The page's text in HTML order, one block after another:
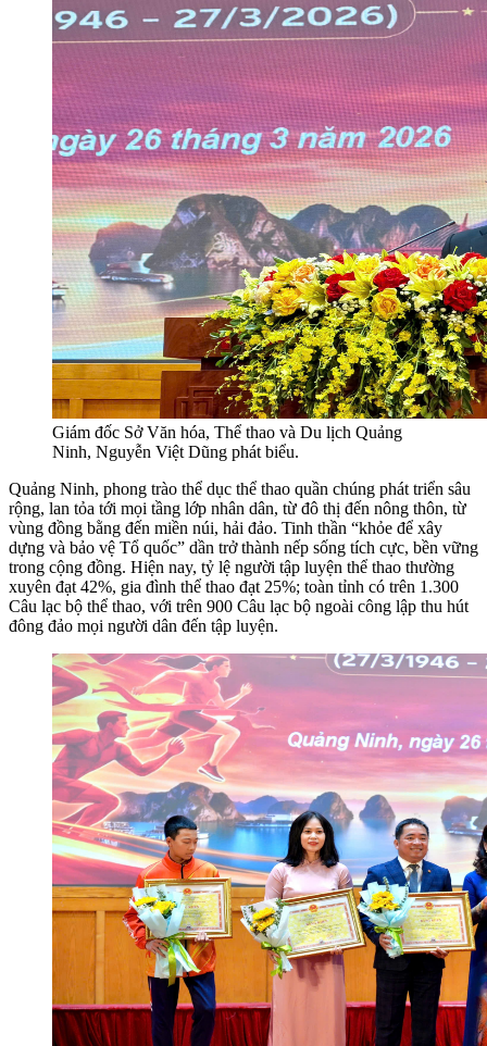
Giám đốc Sở Văn hóa, Thể thao và Du lịch Quảng
Ninh, Nguyễn Việt Dũng phát biểu.
Quảng Ninh, phong trào thể dục thể thao quần chúng phát triển sâu
rộng, lan tỏa tới mọi tầng lớp nhân dân, từ đô thị đến nông thôn, từ
vùng đồng bằng đến miền núi, hải đảo. Tinh thần “khỏe để xây
dựng và bảo vệ Tổ quốc” dần trở thành nếp sống tích cực, bền vững
trong cộng đồng. Hiện nay, tỷ lệ người tập luyện thể thao thường
xuyên đạt 42%, gia đình thể thao đạt 25%; toàn tỉnh có trên 1.300
Câu lạc bộ thể thao, với trên 900 Câu lạc bộ ngoài công lập thu hút
đông đảo mọi người dân đến tập luyện.